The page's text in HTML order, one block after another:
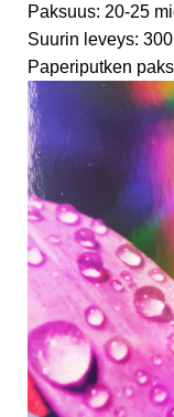
Paksuus: 20-25
Suurin leveys:
Paperiputken